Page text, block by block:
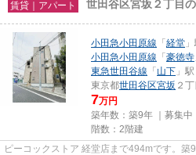
賃貸｜アパート 世田谷区宮坂２丁目
小田急小田原線 「経堂
小田急小田原線 「豪徳寺
東急世田谷線 「山下 」
東京都世田谷区宮坂 ２丁
7万円
築年数：築9年 ｜募集中
階数：2階建
ピーコックストア 経堂店まで494mです。築